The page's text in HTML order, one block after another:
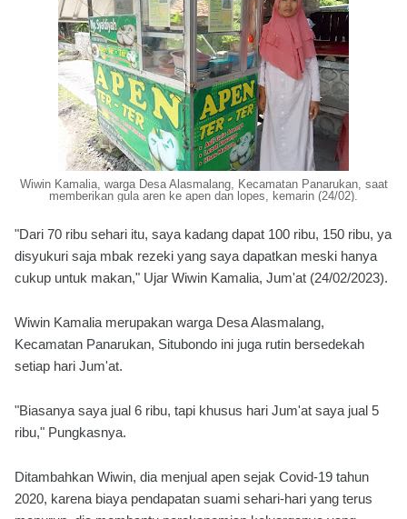
Wiwin Kamalia, warga Desa Alasmalang, Kecamatan Panarukan, saat
memberikan gula aren ke apen dan lopes, kemarin (24/02).
"Dari 70 ribu sehari itu, saya kadang dapat 100 ribu, 150 ribu, ya
disyukuri saja mbak rezeki yang saya dapatkan meski hanya
cukup untuk makan," Ujar Wiwin Kamalia, Jum'at (24/02/2023).
Wiwin Kamalia merupakan warga Desa Alasmalang,
Kecamatan Panarukan, Situbondo ini juga rutin bersedekah
setiap hari Jum'at.
"Biasanya saya jual 6 ribu, tapi khusus hari Jum'at saya jual 5
ribu," Pungkasnya.
Ditambahkan Wiwin, dia menjual apen sejak Covid-19 tahun
2020, karena biaya pendapatan suami sehari-hari yang terus